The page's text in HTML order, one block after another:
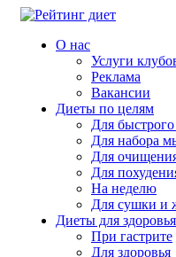
О нас
Услуги
Реклама
Вакансии
Диеты по целям
Для
Для набора
Для
Для
На неделю
Для сушки и
Диеты для здоровья
При гастрите
Для здоровья